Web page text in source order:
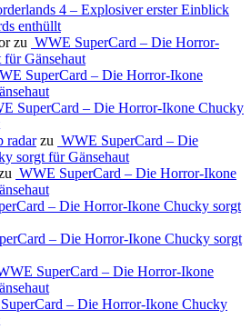
4 – Explosiver erster Einblick
enthüllt
zu WWE SuperCard – Die Horror-
Gänsehaut
SuperCard – Die Horror-Ikone
SuperCard – Die Horror-Ikone Chucky
radarzu WWE SuperCard – Die
sorgt für Gänsehaut
WWE SuperCard – Die Horror-Ikone
– Die Horror-Ikone Chucky sorgt
– Die Horror-Ikone Chucky sorgt
SuperCard – Die Horror-Ikone
– Die Horror-Ikone Chucky